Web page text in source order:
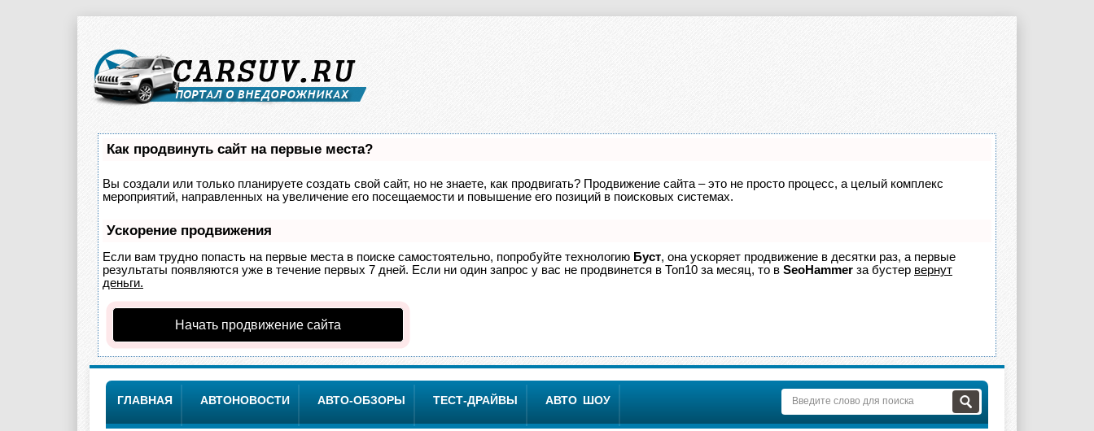
Как продвинуть сайт на первые места?
Вы создали или только планируете создать свой сайт, но не знаете, как продвигать? Продвижение сайта – это не просто процесс, а целый комплекс
мероприятий, направленных на увеличение его посещаемости и повышение его позиций в поисковых системах.
Ускорение продвижения
Если вам трудно попасть на первые места в поиске самостоятельно, попробуйте технологию Буст, она ускоряет продвижение в десятки раз, а первые
результаты появляются уже в течение первых 7 дней. Если ни один запрос у вас не продвинется в Топ10 за месяц, то в SeoHammer за бустер вернут
деньги.
Начать продвижение сайта
ГЛАВНАЯ АВТОНОВОСТИ АВТО-ОБЗОРЫ ТЕСТ-ДРАЙВЫ АВТО ШОУ